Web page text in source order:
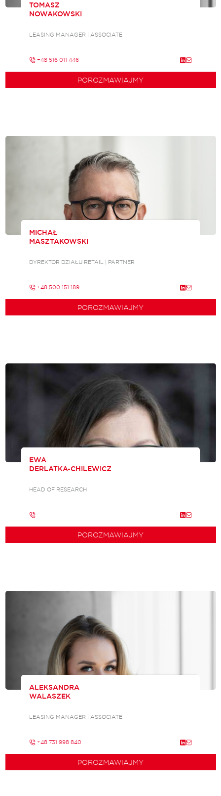
TOMASZ
NOWAKOWSKI
LEASING MANAGER | ASSOCIATE
+48 516 011 446
POROZMAWIAJMY
MICHAŁ
MASZTAKOWSKI
DYREKTOR DZIAŁU RETAIL | PARTNER
+48 500 151 189
POROZMAWIAJMY
EWA
DERLATKA-CHILEWICZ
HEAD OF RESEARCH
POROZMAWIAJMY
ALEKSANDRA
WALASZEK
LEASING MANAGER | ASSOCIATE
+48 731 998 840
POROZMAWIAJMY